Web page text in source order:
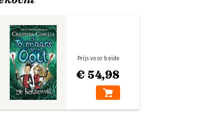
€ 54,98
Prijs voor beide